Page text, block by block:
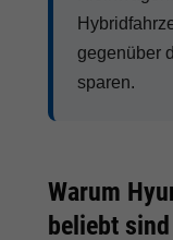
gegenüber
sparen.
Warum
beliebt sind